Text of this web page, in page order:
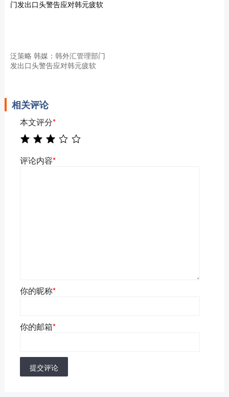
泛策略 韩媒：韩外汇管理部门
发出口头警告应对韩元疲软
相关评论
本文评分*
评论内容*
你的昵称*
你的邮箱*
提交评论